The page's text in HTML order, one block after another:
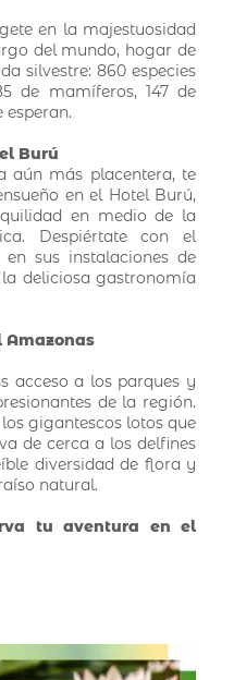
en la majestuosidad
del mundo, hogar de
silvestre: 860 especies
de mamíferos, 147 de
esperan.
Burú
aún más placentera, te
en el Hotel Burú,
en medio de la
Despiértate con el
sus instalaciones de
deliciosa gastronomía
acceso a los parques y
de la región.
gigantescos lotos que
de cerca a los delfines
diversidad de flora y
natural.
tu aventura en el